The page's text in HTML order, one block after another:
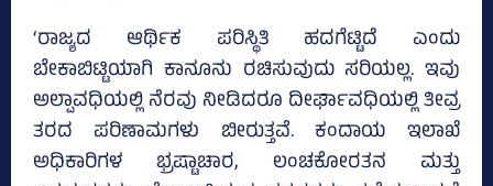
‘ರಾಜ್ಯದ ಆರ್ಥಿಕ ಪರಿಸ್ಥಿತಿ ಹದಗೆಟ್ಟಿದೆ ಎಂದು
ಬೇಕಾಬಿಟ್ಟಿಯಾಗಿ ಕಾನೂನು ರಚಿಸುವುದು ಸರಿಯಲ್ಲ. ಇವು
ಅಲ್ಪಾವಧಿಯಲ್ಲಿ ನೆರವು ನೀಡಿದರೂ ದೀರ್ಘಾವಧಿಯಲ್ಲಿ ತೀವ್ರ
ತರದ ಪರಿಣಾಮಗಳು ಬೀರುತ್ತವೆ. ಕಂದಾಯ ಇಲಾಖೆ
ಅಧಿಕಾರಿಗಳ ಭ್ರಷ್ಟಾಚಾರ, ಲಂಚಕೋರತನ ಮತ್ತು